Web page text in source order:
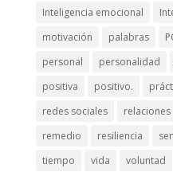
Inteligencia emocional
motivación
palabras
personal
personalidad
positiva
positivo.
redes sociales
relaciones
remedio
resiliencia
tiempo
vida voluntad